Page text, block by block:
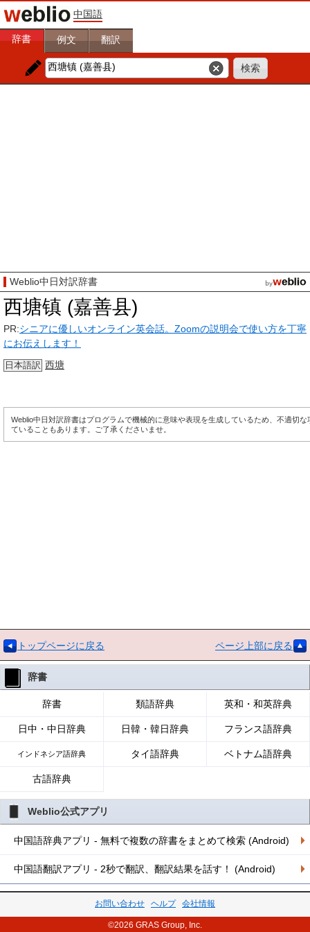
中国語
辞書 例文 翻訳
Weblio中日対訳辞書
西塘镇 (嘉善县)
PR:シニアに優しいオンライン英会話。Zoomの説明会で使い方を丁寧
にお伝えします！
日本語訳 西塘
Weblio中日対訳辞書はプログラムで機械的に意味や表現を生成しているため、不適切な
ていることもあります。ご了承くださいませ。
トップページに戻る ページ上部に戻る
辞書
辞書 類語辞典 英和・和英辞典
日中・中日辞典 日韓・韓日辞典 フランス語辞典
インドネシア語辞典 タイ語辞典 ベトナム語辞典
古語辞典
Weblio公式アプリ
中国語辞典アプリ - 無料で複数の辞書をまとめて検索 (Android)
中国語翻訳アプリ - 2秒で翻訳、翻訳結果を話す！ (Android)
お問い合わせ ヘルプ 会社情報
©2026 GRAS Group, Inc.